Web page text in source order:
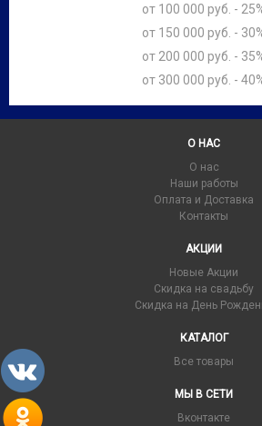
от 100 000 руб. -
от 150 000 руб. -
от 200 000 руб. -
от 300 000 руб. -
О НАС
О нас
Наши работы
Оплата и Доставка
Контакты
АКЦИИ
Новые Акции
Скидка на свадьбу
Скидка на День
КАТАЛОГ
Все товары
МЫ В СЕТИ
Вконтакте